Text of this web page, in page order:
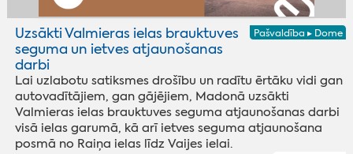
Pašvaldība ▸ Dome
Uzsākti Valmieras ielas brauktuves
seguma un ietves atjaunošanas
darbi
Lai uzlabotu satiksmes drošību un radītu ērtāku vidi gan
autovadītājiem, gan gājējiem, Madonā uzsākti
Valmieras ielas brauktuves seguma atjaunošanas darbi
visā ielas garumā, kā arī ietves seguma atjaunošana
posmā no Raiņa ielas līdz Vaijes ielai.